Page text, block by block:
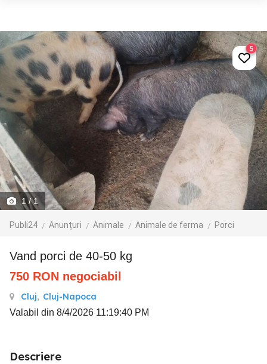
1/ 1
Publi24 Anunțuri Animale Animale de ferma Porci
5
Vand porci de 40-50 kg
750 RON negociabil
Cluj, Cluj-Napoca
Valabil din 8/4/2026 11:19:40 PM
Descriere